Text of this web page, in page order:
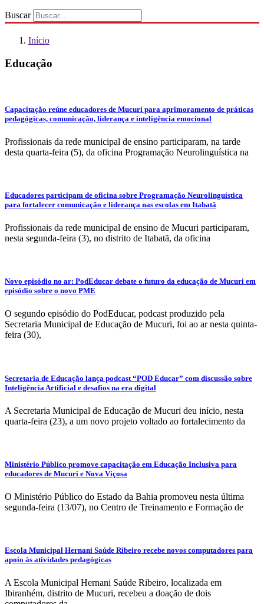
Buscar
Início
Educação
Capacitação reúne educadores de Mucuri para aprimoramento de práticas
pedagógicas, comunicação, liderança e inteligência emocional
Profissionais da rede municipal de ensino participaram, na tarde
desta quarta-feira (5), da oficina Programação Neurolinguística na
Educadores participam de oficina sobre Programação Neurolinguística
para fortalecer comunicação e liderança nas escolas em Itabatã
Profissionais da rede municipal de ensino de Mucuri participaram,
nesta segunda-feira (3), no distrito de Itabatã, da oficina
Novo episódio no ar: PodEducar debate o futuro da educação de Mucuri em
episódio sobre o novo PME
O segundo episódio do PodEducar, podcast produzido pela
Secretaria Municipal de Educação de Mucuri, foi ao ar nesta quinta-
feira (30),
Secretaria de Educação lança podcast “POD Educar” com discussão sobre
Inteligência Artificial e desafios na era digital
A Secretaria Municipal de Educação de Mucuri deu início, nesta
quarta-feira (23), a um novo projeto voltado ao fortalecimento da
Ministério Público promove capacitação em Educação Inclusiva para
educadores de Mucuri e Nova Viçosa
O Ministério Público do Estado da Bahia promoveu nesta última
segunda-feira (13/07), no Centro de Treinamento e Formação de
Escola Municipal Hernani Saúde Ribeiro recebe novos computadores para
apoio às atividades pedagógicas
A Escola Municipal Hernani Saúde Ribeiro, localizada em
Ibiranhém, distrito de Mucuri, recebeu a doação de dois